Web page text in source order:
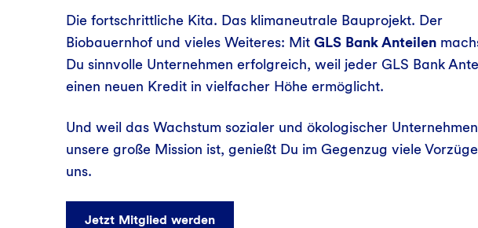
Die fortschrittliche Kita. Das klimaneutrale Bauprojekt. Der
Biobauernhof und vieles Weiteres: Mit GLS Bank Anteilen
Du sinnvolle Unternehmen erfolgreich, weil jeder GLS Bank
einen neuen Kredit in vielfacher Höhe ermöglicht.
Und weil das Wachstum sozialer und ökologischer Unternehmen
unsere große Mission ist, genießt Du im Gegenzug viele
uns.
Jetzt Mitglied werden